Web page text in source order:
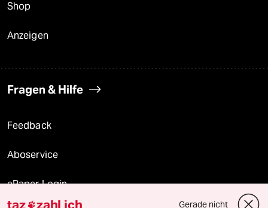
Shop
Anzeigen
Fragen & Hilfe
Feedback
Aboservice
ePaper Login
taz zahl ich Gerade nicht